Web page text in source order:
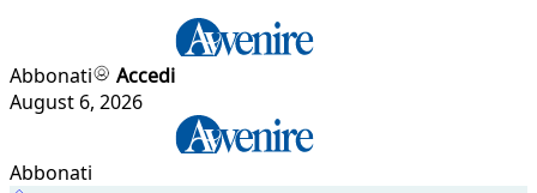
Abbonati
Accedi
August 6, 2026
Abbonati